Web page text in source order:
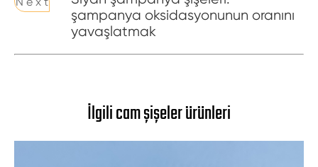
şampanya oksidasyonunun oranını
yavaşlatmak
İlgili cam şişeler ürünleri